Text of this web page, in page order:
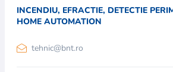
INCENDIU, EFRACTIE, DETECTIE
HOME AUTOMATION
tehnic@bnt.ro